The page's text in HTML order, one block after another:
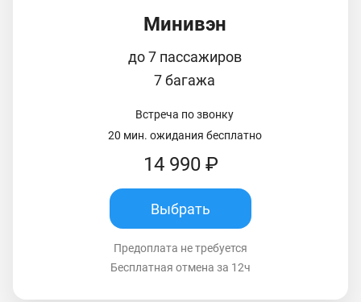
Минивэн
до 7 пассажиров
7 багажа
Встреча по звонку
20 мин. ожидания бесплатно
14 990 ₽
Выбрать
Предоплата не требуется
Бесплатная отмена за 12ч